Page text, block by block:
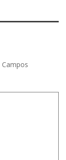
Campos